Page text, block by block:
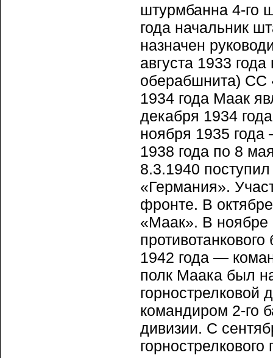
штурмбанна 4-го
года начальник
назначен
августа 1933
оберабшнита) СС
1934 года Маак
декабря 1934
ноября 1935
1938 года по 8
8.3.1940
«Германия».
фронте. В
«Маак». В ноябре
1942 года —
полк Маака был
командиром 2-го
дивизии. С